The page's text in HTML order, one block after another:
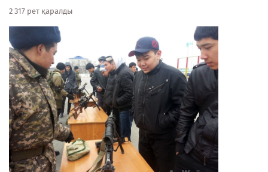
2 317 рет қаралды